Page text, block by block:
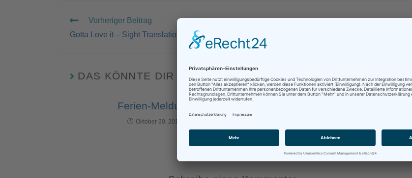
Vorheriger Beitrag
Gotta Love it – Sight Translation
DAS KÖNNTE DIR AUCH GEFALLEN
Ferien-Meldung
Oktober 30, 2014
September 25, 2015